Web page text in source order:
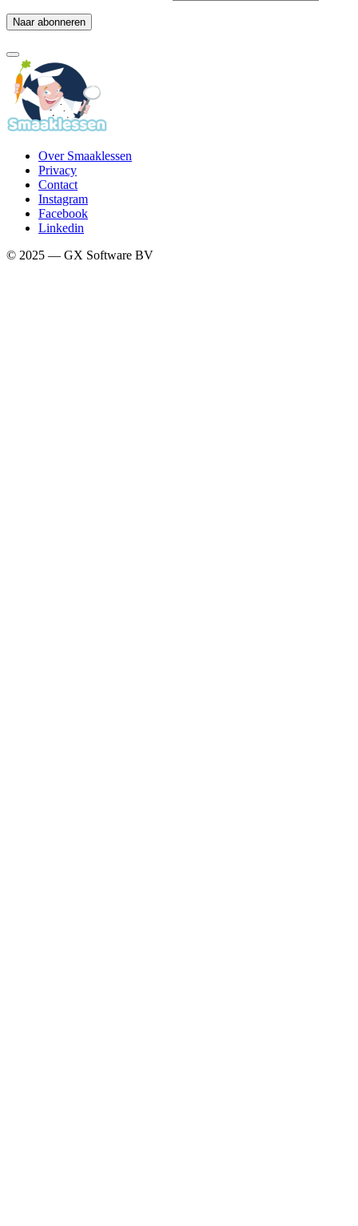
Over Smaaklessen
Privacy
Contact
Instagram
Facebook
Linkedin
© 2025 — GX Software BV